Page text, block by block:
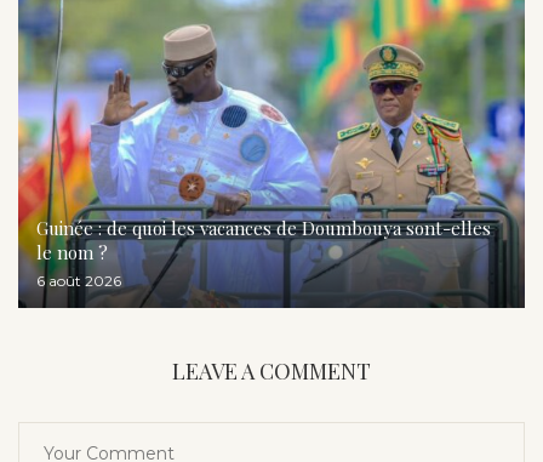
Guinée : de quoi les vacances de Doumbouya sont-elles
le nom ?
6 août 2026
LEAVE A COMMENT